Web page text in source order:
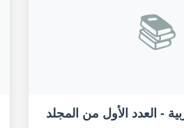
📚
- العدد الأول من المجلد